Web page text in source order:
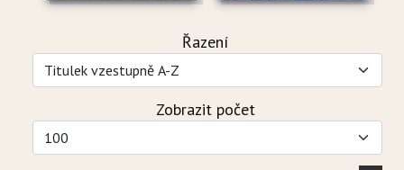
Řazení
Zobrazit počet